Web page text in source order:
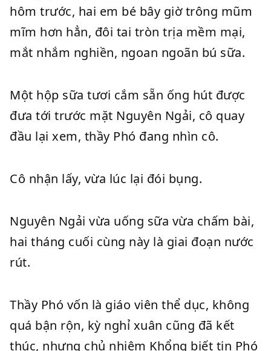
hôm trước, hai em bé bây giờ trông mũm
mĩm hơn hẳn, đôi tai tròn trịa mềm mại,
mắt nhắm nghiền, ngoan ngoãn bú sữa.
Một hộp sữa tươi cắm sẵn ống hút được
đưa tới trước mặt Nguyên Ngải, cô quay
đầu lại xem, thầy Phó đang nhìn cô.
Cô nhận lấy, vừa lúc lại đói bụng.
Nguyên Ngải vừa uống sữa vừa chấm bài,
hai tháng cuối cùng này là giai đoạn nước
rút.
Thầy Phó vốn là giáo viên thể dục, không
quá bận rộn, kỳ nghỉ xuân cũng đã kết
thúc, nhưng chủ nhiệm Khổng biết tin Phó